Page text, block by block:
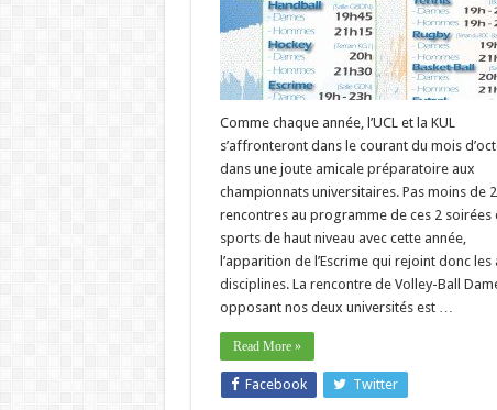
Comme chaque année, l’UCL et la KUL
s’affronteront dans le courant du mois
dans une joute amicale préparatoire aux
championnats universitaires. Pas moins de
rencontres au programme de ces 2 soirées
sports de haut niveau avec cette année,
l’apparition de l’Escrime qui rejoint donc les
disciplines. La rencontre de Volley-Ball
opposant nos deux universités est …
Read More »
Facebook Twitter